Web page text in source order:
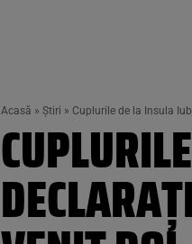
Acasă » Știri » Cuplurile de la Insula